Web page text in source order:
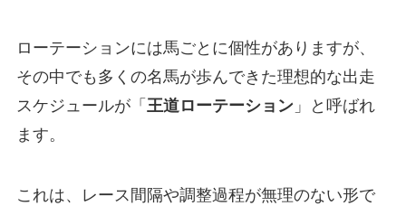
ローテーションには馬ごとに個性がありますが、
その中でも多くの名馬が歩んできた理想的な出走
スケジュールが「 王道ローテーション」と呼ばれ
ます。
これは、レース間隔や調整過程が無理のない形で